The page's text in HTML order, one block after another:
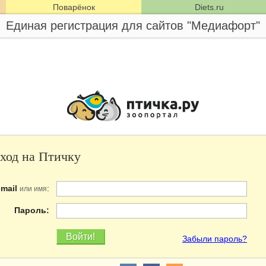
Поварёнок Diets.ru
Единая регистрация для сайтов "Медиафорт"
на Птичку
или имя:
Пароль:
Забыли пароль?